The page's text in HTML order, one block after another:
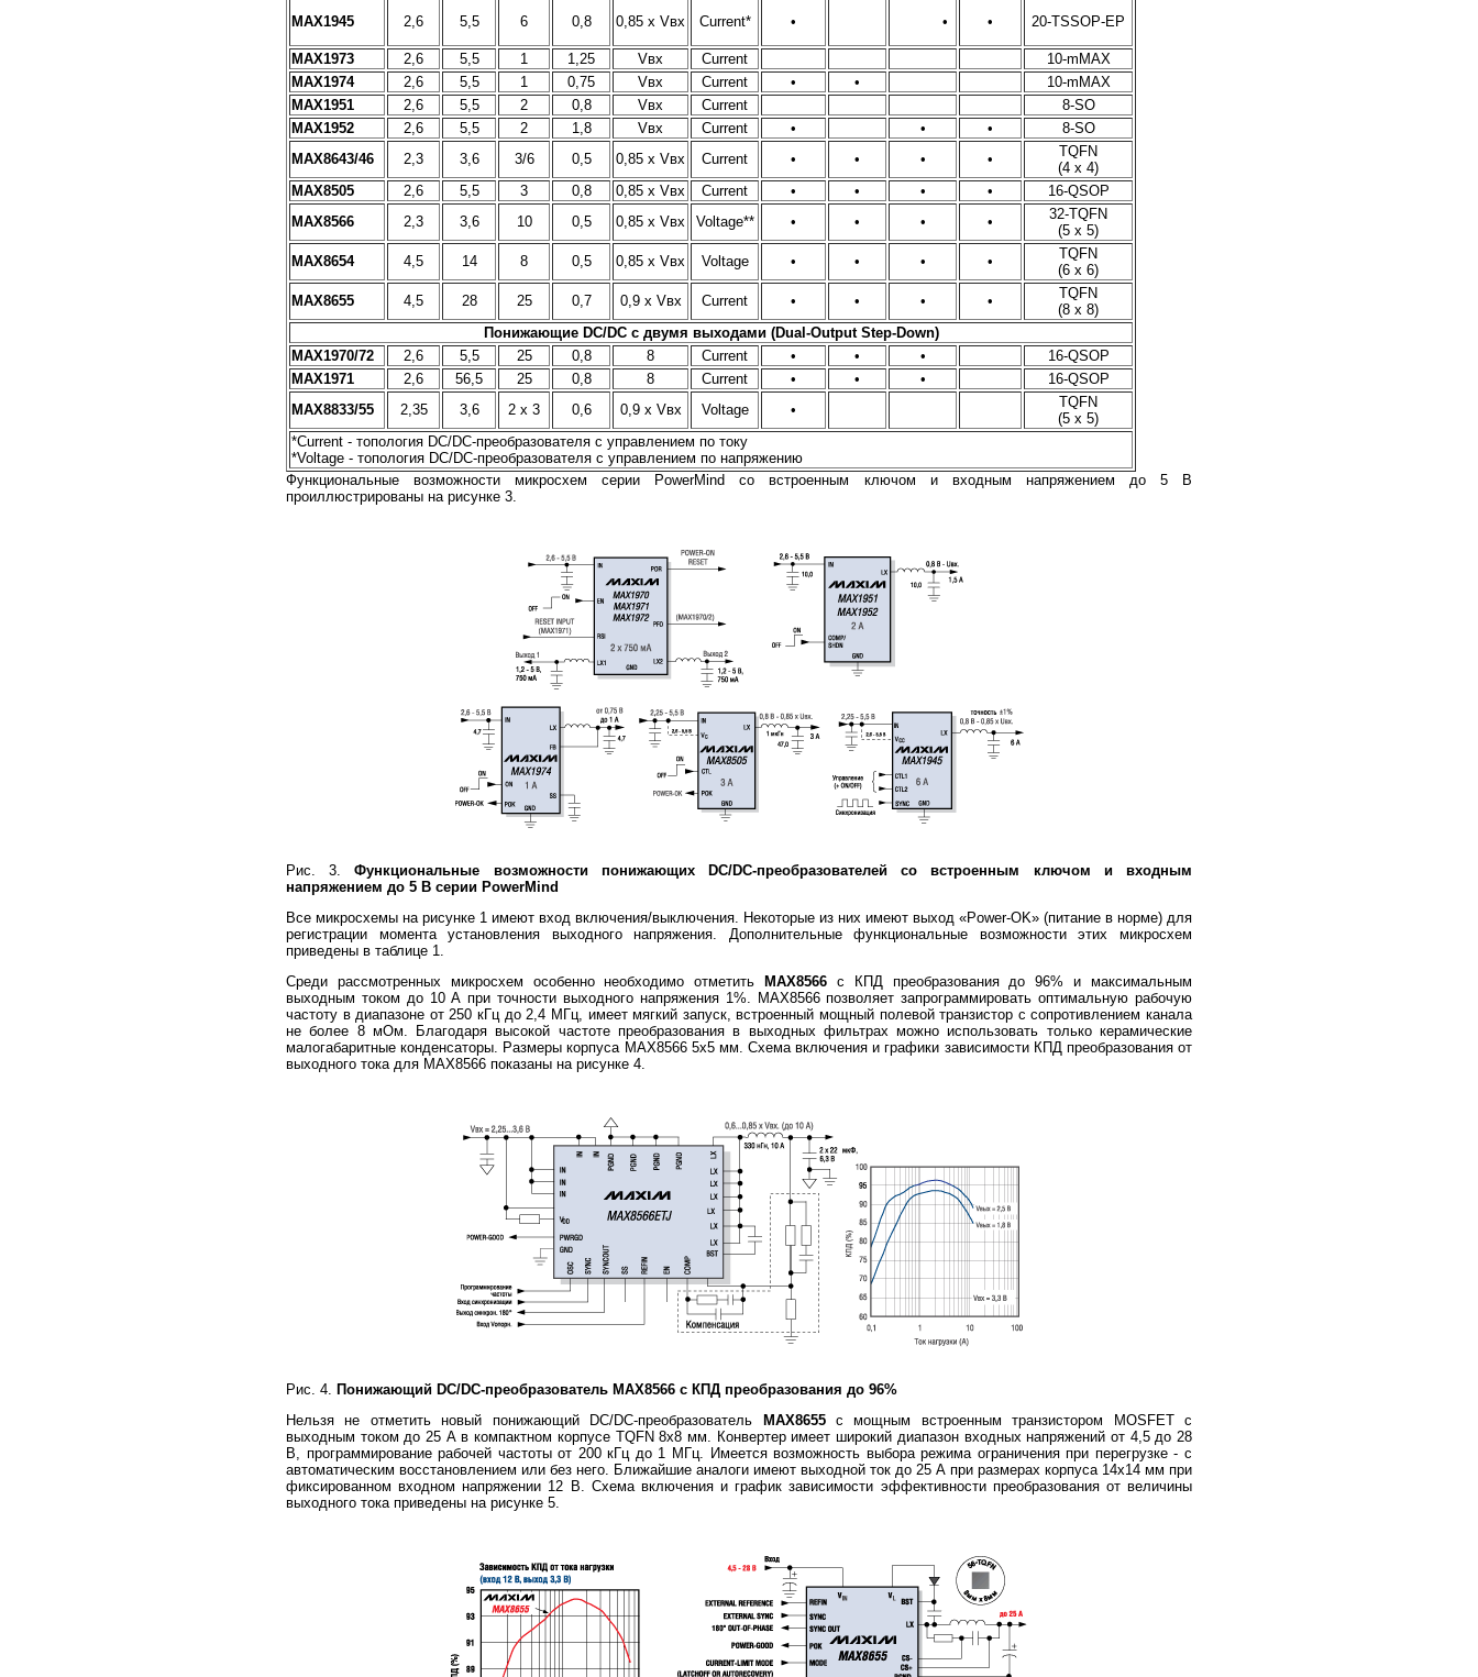
MAX1945 2,6 5,5 6 0,8 0,85 х Vвх Current* • • • 20-TSSOP-EP
MAX1973 2,6 5,5 1 1,25 Vвх Current
10-mMAX
MAX1974
2,6 5,5 1 0,75 Vвх Current • •
10-mMAX
MAX1951
2,6 5,5 2 0,8 Vвх Current
8-SO
MAX1952
2,6 5,5 2 1,8 Vвх Current • • •
8-SO
MAX8643/46
2,3 3,6 3/6 0,5 0,85 х Vвх Current • • • •
TQFN
(4 x 4)
MAX8505
2,6 5,5 3 0,8 0,85 х Vвх Current • • • •
16-QSOP
MAX8566
2,3 3,6 10 0,5 0,85 х Vвх Voltage** • • • •
32-TQFN
(5 x 5)
MAX8654
4,5 14 8 0,5 0,85 х Vвх Voltage • • • •
TQFN
(6 x 6)
MAX8655
4,5 28 25 0,7 0,9 х Vвх Current • • • •
TQFN
(8 x 8)
Понижающие DC/DC c двумя выходами (Dual-Output Step-Down)
MAX1970/72
2,6 5,5 25 0,8 8 Current • • •
16-QSOP
MAX1971
2,6 56,5 25 0,8 8 Current • • •
16-QSOP
MAX8833/55
2,35 3,6 2 x 3 0,6 0,9 х Vвх Voltage •
TQFN
(5 x 5)
*Current - топология DC/DC-преобразователя с управлением по току
*Voltage - топология DC/DC-преобразователя с управлением по напряжению
Функциональные возможности микросхем серии PowerMind со встроенным ключом и входным напряжением до 5 В
проиллюстрированы на рисунке 3.
Рис. 3.Функциональные возможности понижающих DC/DC-преобразователей со встроенным ключом и входным
напряжением до 5 В серии PowerMind
Все микросхемы на рисунке 1 имеют вход включения/выключения. Некоторые из них имеют выход «Power-OK» (питание в норме) для
регистрации момента установления выходного напряжения. Дополнительные функциональные возможности этих микросхем
приведены в таблице 1.
Среди рассмотренных микросхем особенно необходимо отметить
MAX8566 с КПД преобразования до 96% и максимальным
выходным током до 10 А при точности выходного напряжения 1%. MAX8566 позволяет запрограммировать оптимальную рабочую
частоту в диапазоне от 250 кГц до 2,4 МГц, имеет мягкий запуск, встроенный мощный полевой транзистор с сопротивлением канала
не более 8 мОм. Благодаря высокой частоте преобразования в выходных фильтрах можно использовать только керамические
малогабаритные конденсаторы. Размеры корпуса MAX8566 5х5 мм. Схема включения и графики зависимости КПД преобразования от
выходного тока для MAX8566 показаны на рисунке 4.
Рис. 4.
Понижающий DC/DC-преобразователь MAX8566 с КПД преобразования до 96%
Нельзя не отметить новый понижающий DC/DC-преобразователь
MAX8655с мощным встроенным транзистором MOSFET с
выходным током до 25 А в компактном корпусе TQFN 8х8 мм. Конвертер имеет широкий диапазон входных напряжений от 4,5 до 28
В, программирование рабочей частоты от 200 кГц до 1 МГц. Имеется возможность выбора режима ограничения при перегрузке - с
автоматическим восстановлением или без него. Ближайшие аналоги имеют выходной ток до 25 А при размерах корпуса 14х14 мм при
фиксированном входном напряжении 12 В. Схема включения и график зависимости эффективности преобразования от величины
выходного тока приведены на рисунке 5.